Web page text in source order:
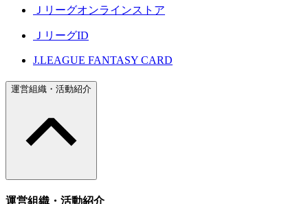
Ｊリーグオンラインストア
ＪリーグID
J.LEAGUE FANTASY CARD
運営組織・活動紹介
運営組織・活動紹介